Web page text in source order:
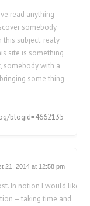
read anything
somebody
subject. realy
site is something
somebody with a
some thing
blogid=4662135
21, 2014 at 12:58 pm
In notion I would like
– taking time and